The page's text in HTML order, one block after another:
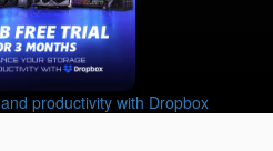
productivity with Dropbox